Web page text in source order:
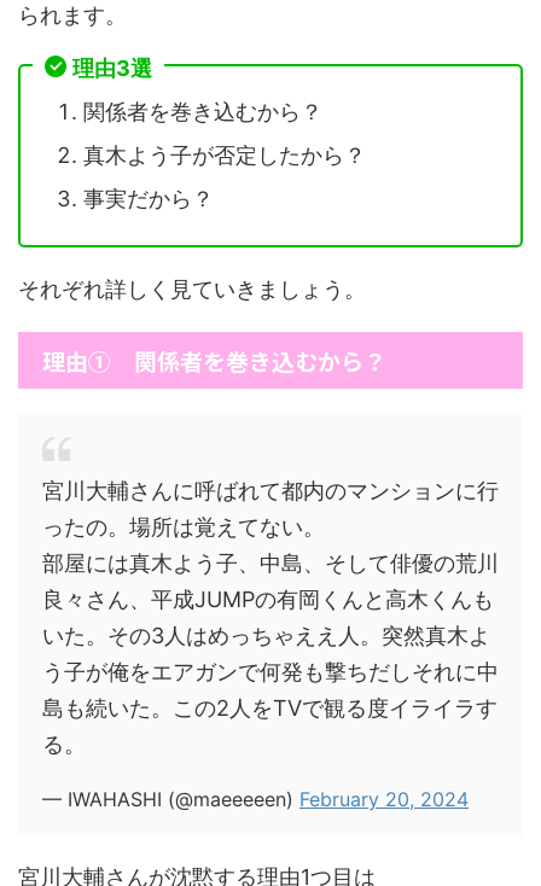
られます。
理由3選
関係者を巻き込むから？
真木よう子が否定したから？
事実だから？
それぞれ詳しく見ていきましょう。
理由① 関係者を巻き込むから？
宮川大輔さんに呼ばれて都内のマンションに行
ったの。場所は覚えてない。
部屋には真木よう子、中島、そして俳優の荒川
良々さん、平成JUMPの有岡くんと高木くんも
いた。その3人はめっちゃええ人。突然真木よ
う子が俺をエアガンで何発も撃ちだしそれに中
島も続いた。この2人をTVで観る度イライラす
る。
— IWAHASHI (@maeeeeen) February 20, 2024
宮川大輔さんが沈黙する理由1つ目は